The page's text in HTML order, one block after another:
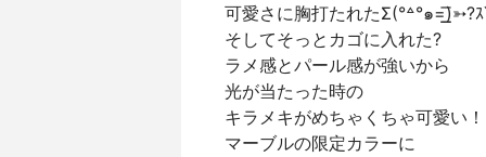
可愛さに胸打たれたΣ(°꒫°๑=͟͟͞)➳?ｽ
そしてそっとカゴに入れた?
ラメ感とパール感が強いから
光が当たった時の
キラメキがめちゃくちゃ可愛い！
マーブルの限定カラーに